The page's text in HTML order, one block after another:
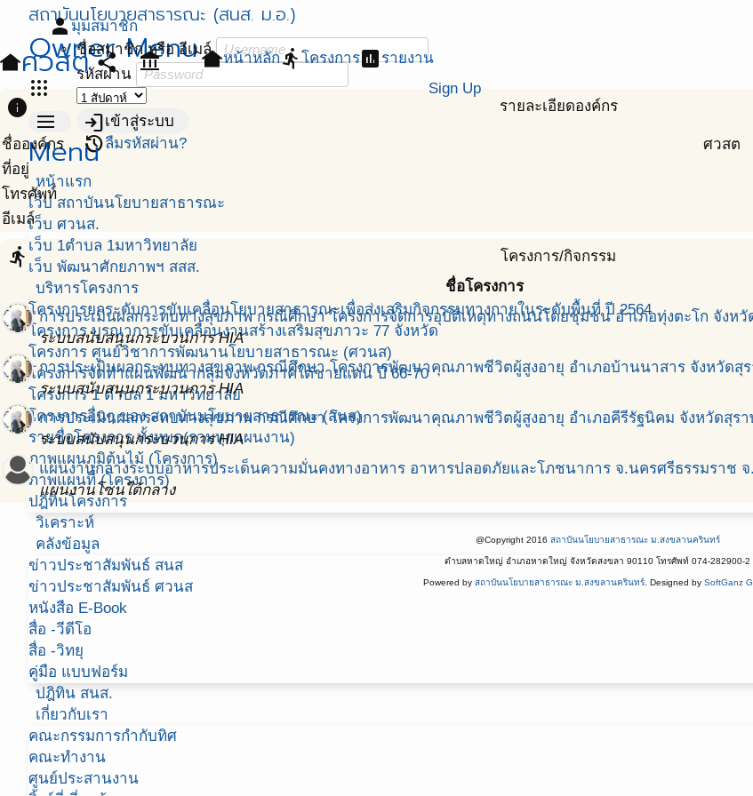
สถาบันนโยบายสาธารณะ (สนส. ม.อ.)
Owner Menu
apps
personมุมสมาชิก
ชื่อสมาชิก หรือ อีเมล์
รหัสผ่าน
loginเข้าสู่ระบบ
restoreลืมรหัสผ่าน?
Sign Up
menu
Menu
หน้าแรก
เว็บ สถาบันนโยบายสาธารณะ
เว็บ ศวนส.
เว็บ 1ตำบล 1มหาวิทยาลัย
เว็บ พัฒนาศักยภาพฯ สสส.
บริหารโครงการ
โครงการยกระดับการขับเคลื่อนโยบายสาธารณะเพื่อส่งเสริมกิจกรรมทางกายในระดับพื้นที่ ปี 2564
โครงการ บูรณาการขับเคลื่อนงานสร้างเสริมสุขภาวะ 77 จังหวัด
โครงการ ศูนย์วิชาการพัฒนานโยบายสาธารณะ (ศวนส)
โครงการจัดทำแผนพัฒนากลุ่มจังหวัดภาคใต้ชายแดน ปี 66-70
โครงการ 1 ตำบล 1 มหาวิทยาลัย
โครงการอื่นๆ ของ สถาบันนโยบายสาธารณะ (สนส)
รายชื่อโครงการ ทั้งหมด(รวมทุกแผนงาน)
ภาพแผนภูมิต้นไม้ (โครงการ)
ภาพแผนที่ (โครงการ)
ปฎิทินโครงการ
วิเคราะห์
คลังข้อมูล
ข่าวประชาสัมพันธ์ สนส
ข่าวประชาสัมพันธ์ ศวนส
หนังสือ E-Book
สื่อ -วีดีโอ
สื่อ -วิทยุ
คู่มือ แบบฟอร์ม
ปฎิทิน สนส.
เกี่ยวกับเรา
คณะกรรมการกำกับทิศ
คณะทำงาน
ศูนย์ประสานงาน
other_housesศวสต share account_balance other_housesหน้าหลักdirections_runโครงการassessmentรายงาน
info รายละเอียดองค์กร
ชื่อองค์กร
ศวสต
ที่อยู่
โทรศัพท์
อีเมล์
directions_run โครงการ/กิจกรรม
ชื่อโครงการ
การประเมินผลกระทบทางสุขภาพ กรณีศึกษา โครงการจัดการอุบัติเหตุทางถนนโดยชุมชน อำเภอทุ่งตะโก จังห
ระบบสนับสนุนกระบวนการ HIA
การประเมินผลกระทบทางสุขภาพ กรณีศึกษา โครงการพัฒนาคุณภาพชีวิตผู้สูงอายุ อำเภอบ้านนาสาร จังหวัดสุ
ระบบสนับสนุนกระบวนการ HIA
การประเมินผลกระทบทางสุขภาพ กรณีศึกษา โครงการพัฒนาคุณภาพชีวิตผู้สูงอายุ อำเภอคีรีรัฐนิคม จังหวัดสุร
ระบบสนับสนุนกระบวนการ HIA
แผนงานกลางระบบอาหารประเด็นความมั่นคงทางอาหาร อาหารปลอดภัยและโภชนาการ จ.นครศรีธรรมราช
แผนงานโซนใต้กลาง
@Copyright 2016 สถาบันนโยบายสาธารณะ ม.สงขลานครินทร์
ตำบลหาดใหญ่ อำเภอหาดใหญ่ จังหวัดสงขลา 90110 โทรศัพท์ 074-282900-2
Powered by สถาบันนโยบายสาธารณะ ม.สงขลานครินทร์ . Designed by SoftGanz